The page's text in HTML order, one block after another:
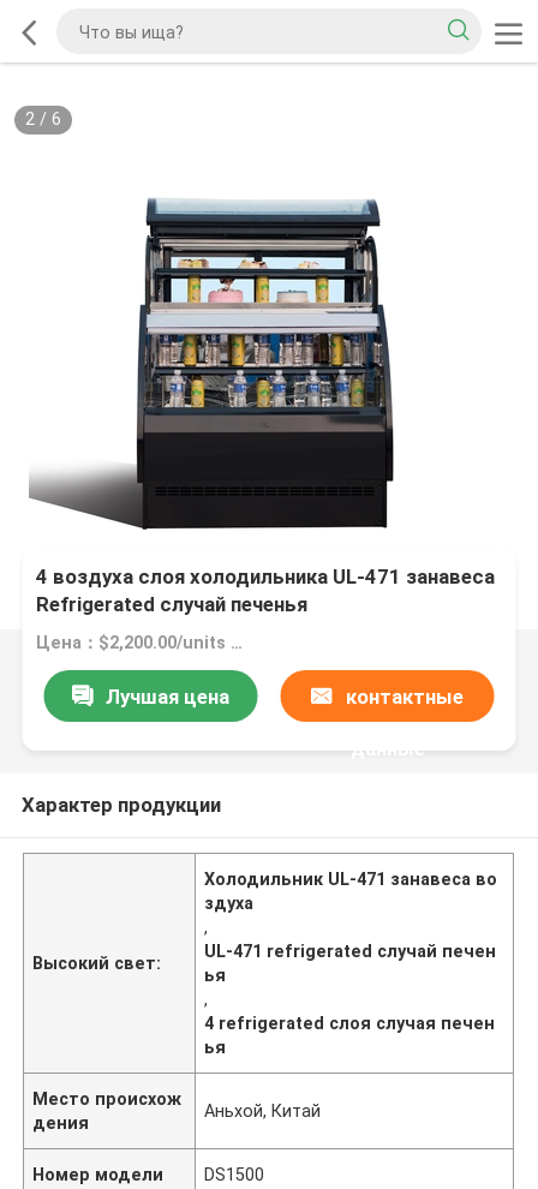
2/ 6
4 воздуха слоя холодильника UL-471 занавеса
Refrigerated случай печенья
Цена：$2,200.00/units 1-4 units
Лучшая цена контактные
данные
Характер продукции
Высокий свет:
Холодильник UL-471 занавеса во
здуха
,
UL-471 refrigerated случай печен
ья
,
4 refrigerated слоя случая печен
ья
Место происхож
дения
Аньхой, Китай
Номер модели DS1500